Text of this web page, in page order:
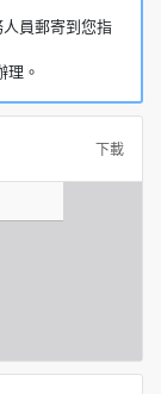
員郵寄到您指
理。
下載